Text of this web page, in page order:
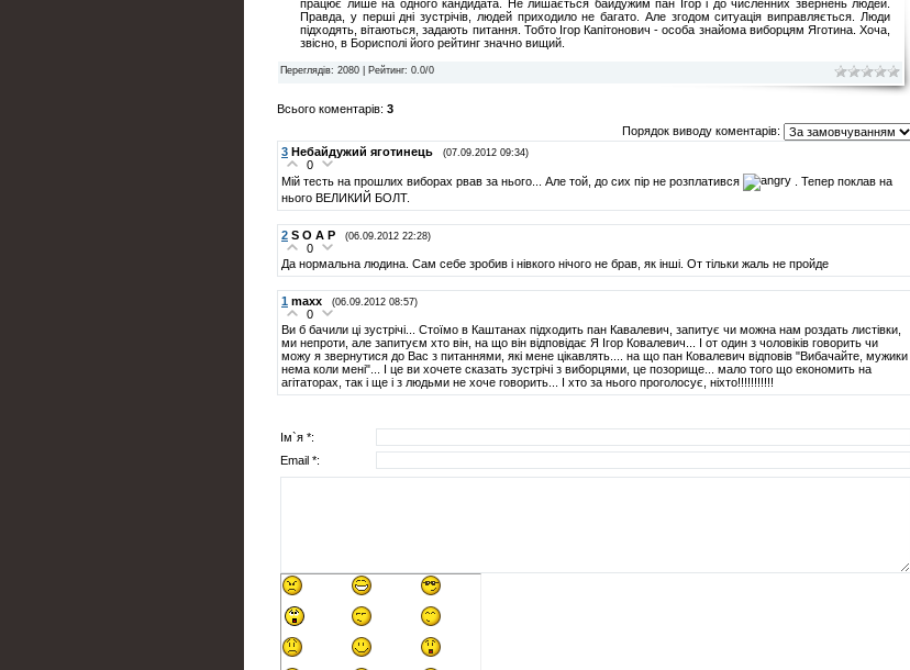
працює лише на одного кандидата. Не лишається байдужим пан Ігор і до численних звернень людей.
Правда, у перші дні зустрічів, людей приходило не багато. Але згодом ситуація виправляється. Люди
підходять, вітаються, задають питання. Тобто Ігор Капітонович - особа знайома виборцям Яготина. Хоча,
звісно, в Борисполі його рейтинг значно вищий.
Переглядів: 2080 | Рейтинг: 0.0/0
Всього коментарів: 3
Порядок виводу коментарів:
3 Небайдужий яготинець (07.09.2012 09:34)
0
Мій тесть на прошлих виборах рвав за нього... Але той, до сих пір не розплатився
. Тепер поклав на
нього ВЕЛИКИЙ БОЛТ.
2 S O A P (06.09.2012 22:28)
0
Да нормальна людина. Сам себе зробив і нівкого нічого не брав, як інші. От тільки жаль не пройде
1 maxx (06.09.2012 08:57)
0
Ви б бачили ці зустрічі... Стоїмо в Каштанах підходить пан Кавалевич, запитує чи можна нам роздать листівки,
ми непроти, але запитуєм хто він, на що він відповідає Я Ігор Ковалевич... І от один з чоловіків говорить чи
можу я звернутися до Вас з питаннями, які мене цікавлять.... на що пан Ковалевич відповів "Вибачайте, мужики
нема коли мені"... І це ви хочете сказать зустрічі з виборцями, це позорище... мало того що економить на
агітаторах, так і ще і з людьми не хоче говорить... І хто за нього проголосує, ніхто!!!!!!!!!!!
Ім`я *:
Email *: